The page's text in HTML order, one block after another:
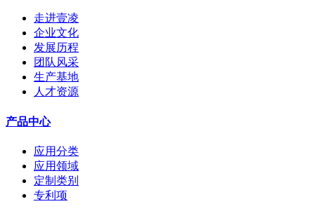
走进壹凌
企业文化
发展历程
团队风采
生产基地
人才资源
产品中心
应用分类
应用领域
定制类别
专利项